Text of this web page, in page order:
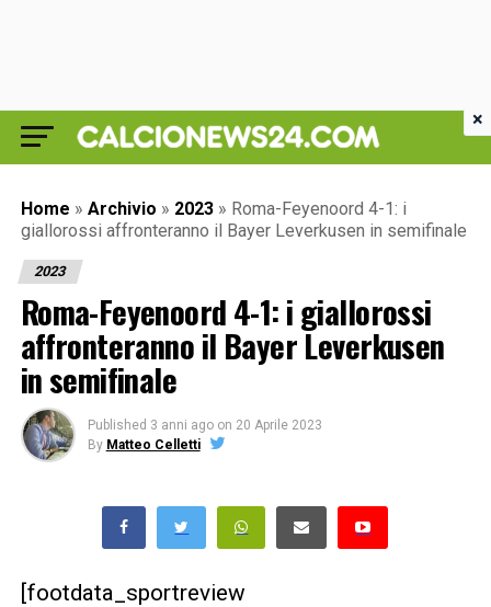
Home » Archivio » 2023 » Roma-Feyenoord 4-1: i
giallorossi affronteranno il Bayer Leverkusen in semifinale
2023
Roma-Feyenoord 4-1: i giallorossi
affronteranno il Bayer Leverkusen
in semifinale
Published 3 anni ago on 20 Aprile 2023
By Matteo Celletti
[footdata_sportreview
×